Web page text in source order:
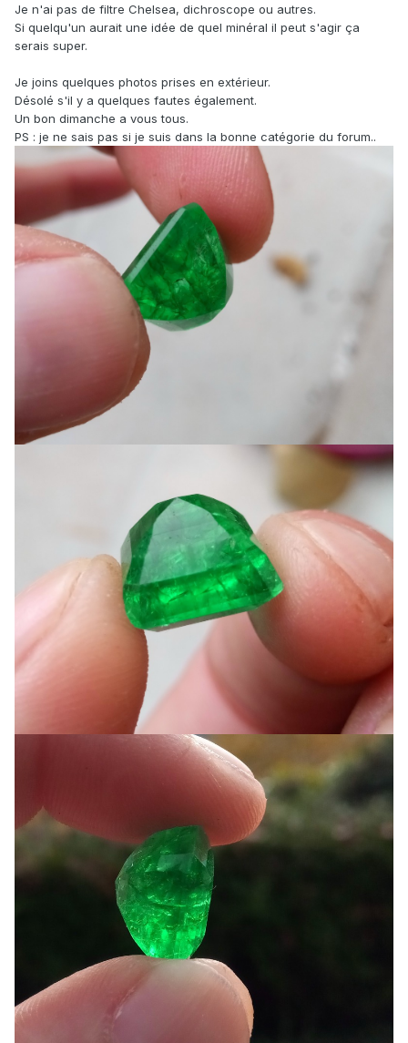
Je n'ai pas de filtre Chelsea, dichroscope ou autres.
Si quelqu'un aurait une idée de quel minéral il peut s'agir ça
serais super.
Je joins quelques photos prises en extérieur.
Désolé s'il y a quelques fautes également.
Un bon dimanche a vous tous.
PS : je ne sais pas si je suis dans la bonne catégorie du forum..